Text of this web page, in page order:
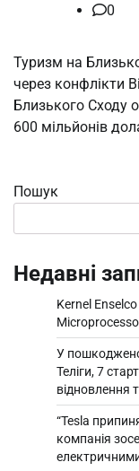
0
Туризм на
через конфлікти
Близького Сходу
600 мільйонів
Пошук
Недавні
Kernel
У
Теліги, 7
відновлення
“Tesla
компанія